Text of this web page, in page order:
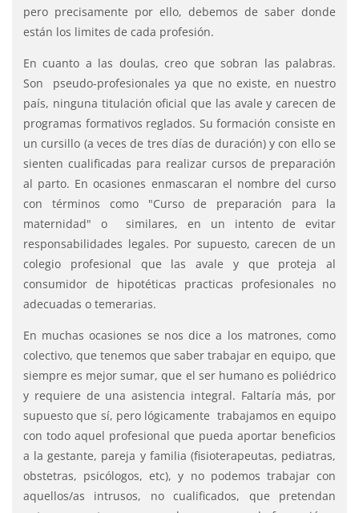
pero precisamente por ello, debemos de saber donde
están los limites de cada profesión.
En cuanto a las doulas, creo que sobran las palabras.
Son pseudo-profesionales ya que no existe, en nuestro
país, ninguna titulación oficial que las avale y carecen de
programas formativos reglados. Su formación consiste en
un cursillo (a veces de tres días de duración) y con ello se
sienten cualificadas para realizar cursos de preparación
al parto. En ocasiones enmascaran el nombre del curso
con términos como "Curso de preparación para la
maternidad" o similares, en un intento de evitar
responsabilidades legales. Por supuesto, carecen de un
colegio profesional que las avale y que proteja al
consumidor de hipotéticas practicas profesionales no
adecuadas o temerarias.
En muchas ocasiones se nos dice a los matrones, como
colectivo, que tenemos que saber trabajar en equipo, que
siempre es mejor sumar, que el ser humano es poliédrico
y requiere de una asistencia integral. Faltaría más, por
supuesto que sí, pero lógicamente trabajamos en equipo
con todo aquel profesional que pueda aportar beneficios
a la gestante, pareja y familia (fisioterapeutas, pediatras,
obstetras, psicólogos, etc), y no podemos trabajar con
aquellos/as intrusos, no cualificados, que pretendan